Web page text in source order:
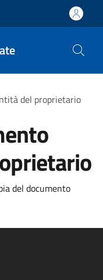
del proprietario
del documento